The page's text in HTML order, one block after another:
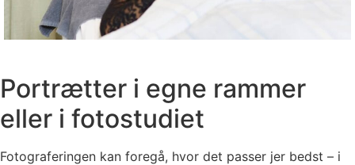
Portrætter i egne rammer
eller i fotostudiet
Fotograferingen kan foregå, hvor det passer jer bedst – i